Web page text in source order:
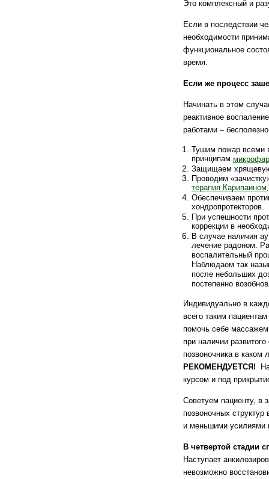
Это комплексный и
Если в последствии
необходимости
функциональное
время.
Если же процесс
Начинать в этом
реактивное
работами –
Тушим пожар всеми
принципам
Защищаем
Проводим
терапия Карипаином
Обеспечиваем
хондропротекторов.
При успешности
коррекции в
В случае наличия
лечение радоном.
воспалительный
Наблюдаем так
после небольших
постепенно
Индивидуально в
всего таким
помочь себе
при наличии
позвоночника в каком
РЕКОМЕНДУЕТСЯ!
курсом и под
Советуем пациенту, в
позвоночных
и меньшими усилиями
В четвертой стадии
Наступает
невозможно